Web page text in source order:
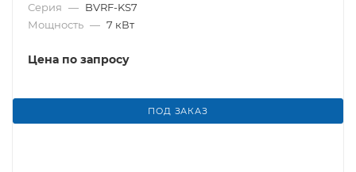
Серия — BVRF-KS7
Мощность — 7 кВт
Цена по запросу
ПОД ЗАКАЗ